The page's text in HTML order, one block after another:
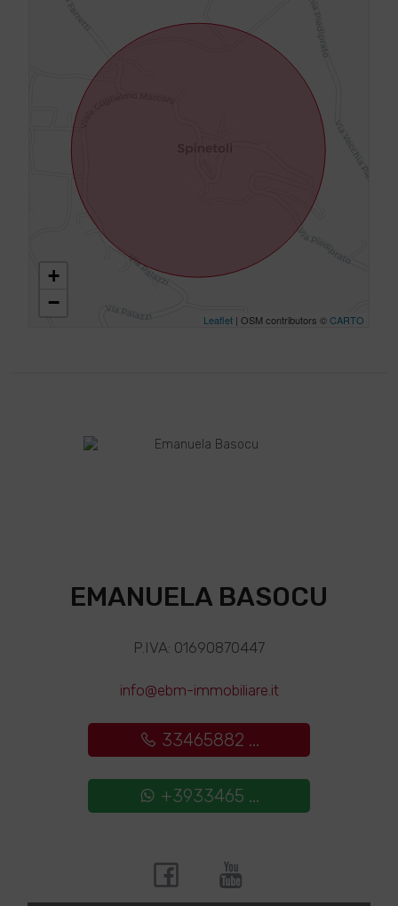
+
−
Leaflet| OSM contributors ©CARTO
EMANUELA BASOCU
P.IVA: 01690870447
info@ebm-immobiliare.it
33465882 ...
+3933465 ...